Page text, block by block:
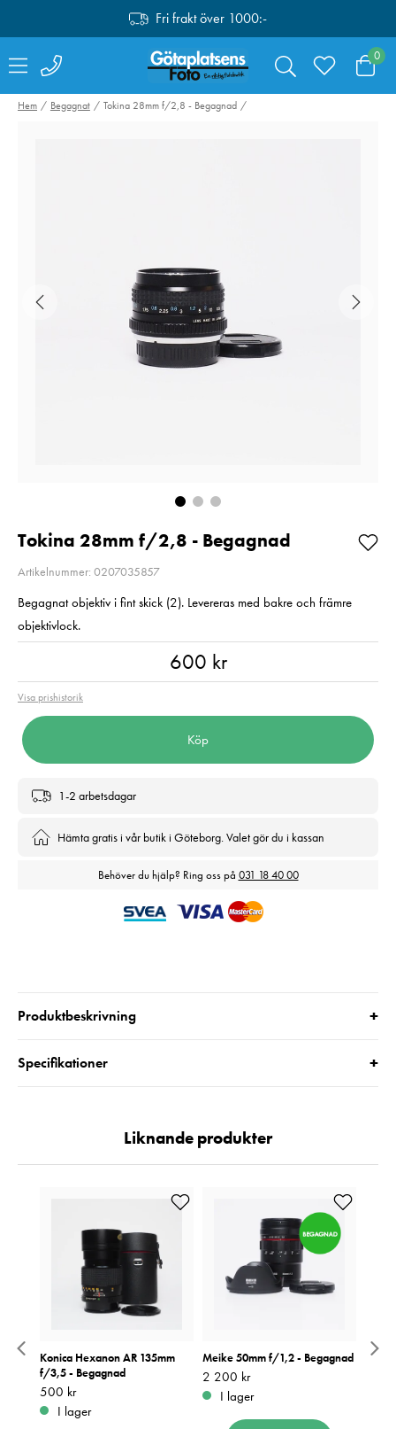
Fri frakt över 1000:-
0
Hem Begagnat Tokina 28mm f/2,8 - Begagnad
Tokina 28mm f/2,8 - Begagnad
Artikelnummer: 0207035857
Begagnat objektiv i fint skick (2). Levereras med bakre och främre
objektivlock.
600 kr
Visa prishistorik
Köp
1-2 arbetsdagar
Hämta gratis i vår butik i Göteborg. Valet gör du i kassan
Behöver du hjälp? Ring oss på 031 18 40 00
Produktbeskrivning +
Specifikationer +
Liknande produkter
18-
Konica Hexanon AR 135mm
f/3,5 - Begagnad
Pris: 500 kr
500 kr
I lager
Meike 50mm f/1,2 - Begagnad
Pris:2 200 kr
2 200 kr
I lager